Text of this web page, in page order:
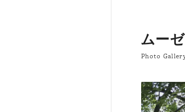
ムー
Photo